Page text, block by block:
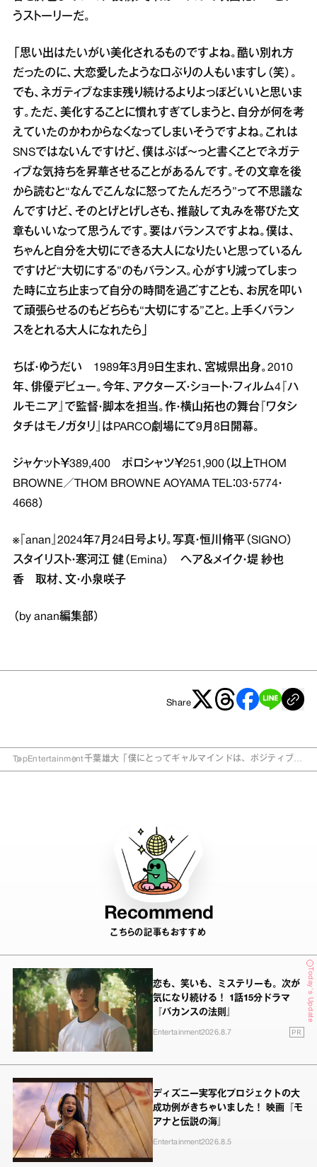
うストーリーだ。
「思い出はたいがい美化されるものですよね。酷い別れ方
だったのに、大恋愛したような口ぶりの人もいますし（笑）。
でも、ネガティブなまま残り続けるよりよっぽどいいと思いま
す。ただ、美化することに慣れすぎてしまうと、自分が何を考
えていたのかわからなくなってしまいそうですよね。これは
SNSではないんですけど、僕はぶば～っと書くことでネガテ
ィブな気持ちを昇華させることがあるんです。その文章を後
から読むと“なんでこんなに怒ってたんだろう”って不思議な
んですけど、そのとげとげしさも、推敲して丸みを帯びた文
章もいいなって思うんです。要はバランスですよね。僕は、
ちゃんと自分を大切にできる大人になりたいと思っているん
ですけど“大切にする”のもバランス。心がすり減ってしまっ
た時に立ち止まって自分の時間を過ごすことも、お尻を叩い
て頑張らせるのもどちらも“大切にする”こと。上手くバラン
スをとれる大人になれたら」
ちば・ゆうだい 1989年3月9日生まれ、宮城県出身。2010
年、俳優デビュー。今年、アクターズ・ショート・フィルム4『ハ
ルモニア』で監督・脚本を担当。作・横山拓也の舞台『ワタシ
タチはモノガタリ』はPARCO劇場にて9月8日開幕。
ジャケット￥389,400 ポロシャツ￥251,900（以上THOM
BROWNE／THOM BROWNE AOYAMA TEL：03・5774・
4668）
※『anan』2024年7月24日号より。写真・恒川脩平（SIGNO）
スタイリスト・寒河江 健（Emina） ヘア＆メイク・堤 紗也
香 取材、文・小泉咲子
（by anan編集部）
Share
TopEntertainment千葉雄大「僕にとってギャルマインドは、ポジティブに
Recommend
こちらの記事もおすすめ
Today's Update
恋も、笑いも、ミステリーも。次が
気になり続ける！ 1話15分ドラマ
『バカンスの法則』
Entertainment2026.8.7 PR
ディズニー実写化プロジェクトの大
成功例がきちゃいました！ 映画『モ
アナと伝説の海』
Entertainment2026.8.5